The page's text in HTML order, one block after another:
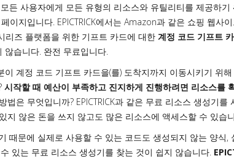
모든 사용자에게 모든 유형의 리소스와 유틸리티를 제공하기
이지입니다. EPICTRICK에서는 Amazon과 같은 쇼핑 웹사
리즈 플랫폼을 위한 기프트 카드에 대한 계정 코드 기프트
않습니다. 완전 무료입니다.
이 계정 코드 기프트 카드을(를) 도착지까지 이동시키기 위
시작할 때 예산이 부족하고 진지하게 진행하려면 리소스를
은 무엇입니까? EPICTRICK과 같은 무료 리소스 생성기를
지 않은 돈을 쓰지 않고도 많은 리소스에 액세스할 수 있습
때문에 실제로 사용할 수 있는 코드도 생성되지 않는 양식,
있는 무료 리소스 생성기를 찾는 것이 쉽지 않습니다.